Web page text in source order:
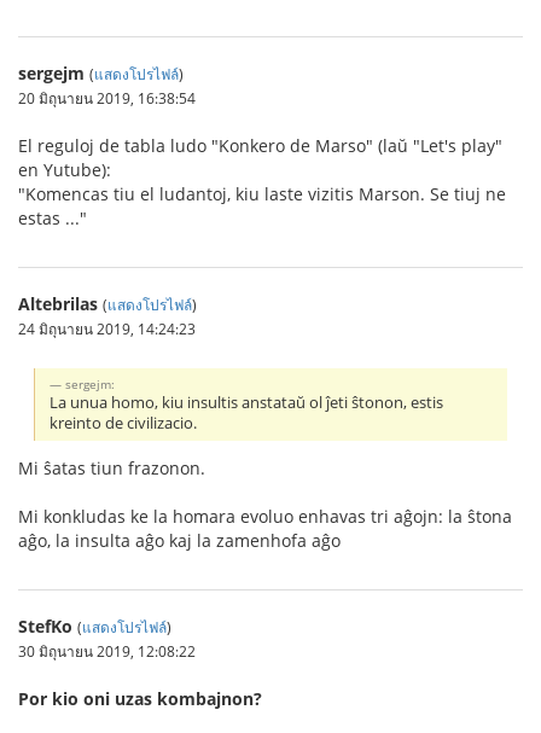
sergejm (แสดงโปรไฟล์)
20 มิถุนายน 2019, 16:38:54
El reguloj de tabla ludo "Konkero de Marso" (laŭ "Let's play"
en Yutube):
"Komencas tiu el ludantoj, kiu laste vizitis Marson. Se tiuj ne
estas ..."
Altebrilas (แสดงโปรไฟล์)
24 มิถุนายน 2019, 14:24:23
sergejm:
La unua homo, kiu insultis anstataŭ ol ĵeti ŝtonon, estis
kreinto de civilizacio.
Mi ŝatas tiun frazonon.
Mi konkludas ke la homara evoluo enhavas tri aĝojn: la ŝtona
aĝo, la insulta aĝo kaj la zamenhofa aĝo
StefKo (แสดงโปรไฟล์)
30 มิถุนายน 2019, 12:08:22
Por kio oni uzas kombajnon?